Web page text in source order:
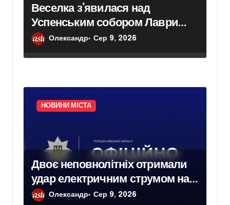
Веселка з’явилася над
Успенським собором Лаври
після атаки дрона
Олександр Сер 9, 2026
НОВИНИ МІСТА
Двоє неповнолітніх отримали
удар електричним струмом на
залізничних коліях у Броварах
Олександр Сер 9, 2026